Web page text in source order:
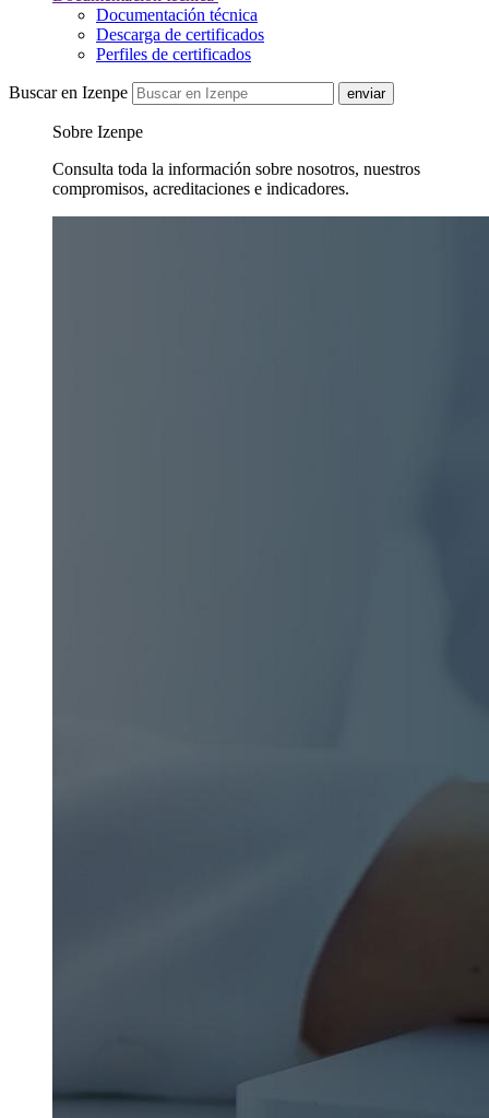
Documentación técnica
Descarga de certificados
Perfiles de certificados
Buscar en Izenpe
Sobre Izenpe
Consulta toda la información sobre nosotros, nuestros
compromisos, acreditaciones e indicadores.